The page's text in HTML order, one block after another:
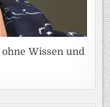
Wissen und